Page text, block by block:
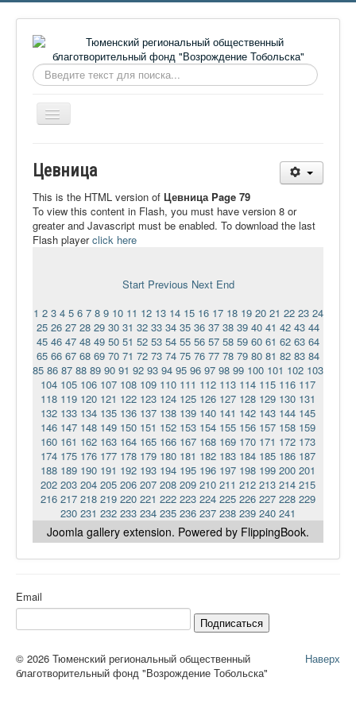
Искать...
Включить/
выключить
О фонде
Онлайн библиотека
Видеоматериалы
Сайт проекта Достоевский
Ермаковополе.рф
Цевница
This is the HTML version of Цевница Page 79
To view this content in Flash, you must have version 8 or
greater and Javascript must be enabled. To download the last
Flash playerclick here
Start Previous Next End
1 2 3 4 5 6 7 8 9 10 11 12 13 14 15 16 17 18 19 20 21 22 23 24
25 26 27 28 29 30 31 32 33 34 35 36 37 38 39 40 41 42 43 44
45 46 47 48 49 50 51 52 53 54 55 56 57 58 59 60 61 62 63 64
65 66 67 68 69 70 71 72 73 74 75 76 77 78 79 80 81 82 83 84
85 86 87 88 89 90 91 92 93 94 95 96 97 98 99 100 101 102 103
104 105 106 107 108 109 110 111 112 113 114 115 116 117
118 119 120 121 122 123 124 125 126 127 128 129 130 131
132 133 134 135 136 137 138 139 140 141 142 143 144 145
146 147 148 149 150 151 152 153 154 155 156 157 158 159
160 161 162 163 164 165 166 167 168 169 170 171 172 173
174 175 176 177 178 179 180 181 182 183 184 185 186 187
188 189 190 191 192 193 194 195 196 197 198 199 200 201
202 203 204 205 206 207 208 209 210 211 212 213 214 215
216 217 218 219 220 221 222 223 224 225 226 227 228 229
230 231 232 233 234 235 236 237 238 239 240 241
Joomla gallery extension. Powered by FlippingBook.
Email
Подписаться
Наверх
© 2026 Тюменский региональный общественный
благотворительный фонд "Возрождение Тобольска"